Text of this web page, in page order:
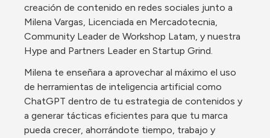
creación de contenido en redes sociales junto a
Milena Vargas, Licenciada en Mercadotecnia,
Community Leader de Workshop Latam, y nuestra
Hype and Partners Leader en Startup Grind.
Milena te enseñara a aprovechar al máximo el uso
de herramientas de inteligencia artificial como
ChatGPT dentro de tu estrategia de contenidos y
a generar tácticas eficientes para que tu marca
pueda crecer, ahorrándote tiempo, trabajo y